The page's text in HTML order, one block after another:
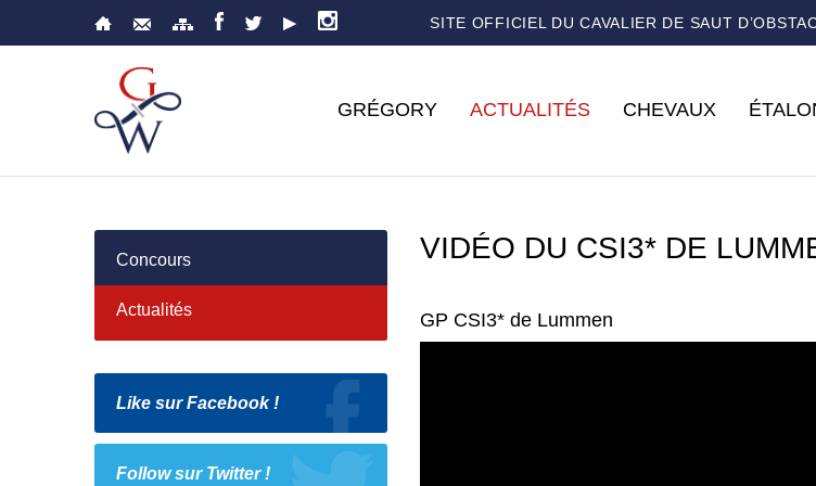
SITE OFFICIEL DU CAVALIER DE SAUT
GRÉGORY ACTUALITÉS CHEVAUX
Concours
Actualités
Like sur Facebook !
Follow sur Twitter !
VIDÉO DU CSI3* DE
GP CSI3* de Lummen